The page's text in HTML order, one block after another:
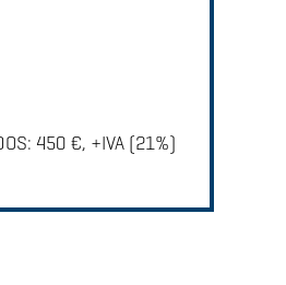
450 €, +IVA (21%)